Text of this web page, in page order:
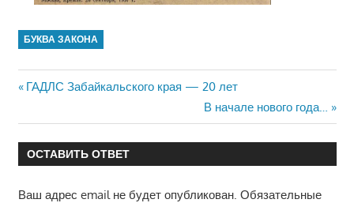
БУКВА ЗАКОНА
Навигация
по
записям
Предыдущая
ГАДЛС Забайкальского края — 20 лет
Следующая
запись:
В начале нового года…
ОСТАВИТЬ ОТВЕТ
Ваш адрес email не будет опубликован. Обязательные